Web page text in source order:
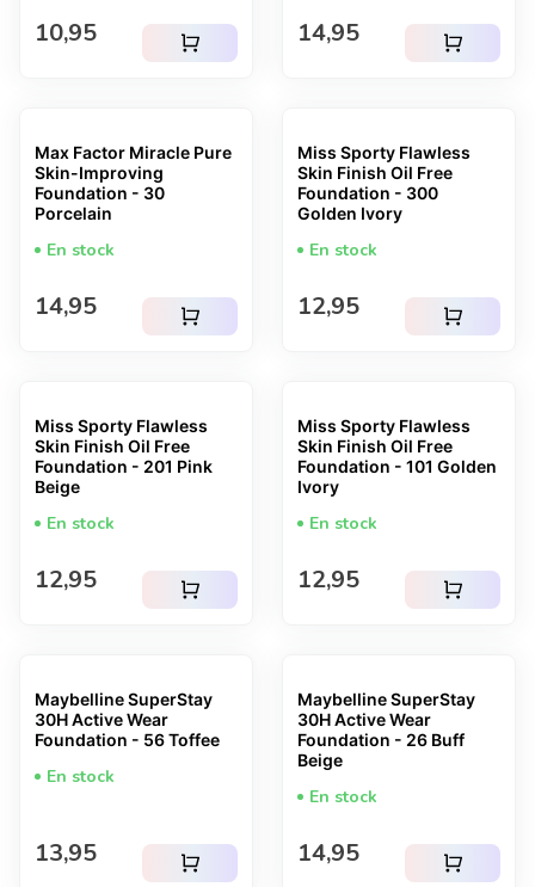
Prix normal
10,95 shopping_cart Prix normal
14,95 shopping_cart
Max Factor Miracle Pure
Skin-Improving
Foundation - 30
Porcelain
En stock
Prix normal
14,95 shopping_cart
Miss Sporty Flawless
Skin Finish Oil Free
Foundation - 300
Golden Ivory
En stock
Prix normal
12,95 shopping_cart
Miss Sporty Flawless
Skin Finish Oil Free
Foundation - 201 Pink
Beige
En stock
Prix normal
12,95 shopping_cart
Miss Sporty Flawless
Skin Finish Oil Free
Foundation - 101 Golden
Ivory
En stock
Prix normal
12,95 shopping_cart
Maybelline SuperStay
30H Active Wear
Foundation - 56 Toffee
En stock
Prix normal
13,95 shopping_cart
Maybelline SuperStay
30H Active Wear
Foundation - 26 Buff
Beige
En stock
Prix normal
14,95 shopping_cart